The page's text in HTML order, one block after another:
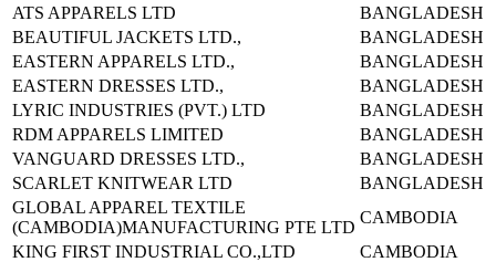
ATS APPARELS LTD
BANGLADESH
BEAUTIFUL JACKETS LTD.,
BANGLADESH
EASTERN APPARELS LTD.,
BANGLADESH
EASTERN DRESSES LTD.,
BANGLADESH
LYRIC INDUSTRIES (PVT.) LTD
BANGLADESH
RDM APPARELS LIMITED
BANGLADESH
VANGUARD DRESSES LTD.,
BANGLADESH
SCARLET KNITWEAR LTD
BANGLADESH
GLOBAL APPAREL TEXTILE
(CAMBODIA)MANUFACTURING PTE LTD
CAMBODIA
KING FIRST INDUSTRIAL CO.,LTD
CAMBODIA